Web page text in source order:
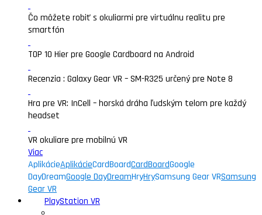
Čo môžete robiť s okuliarmi pre virtuálnu realitu pre
smartfón
TOP 10 Hier pre Google Cardboard na Android
Recenzia : Galaxy Gear VR – SM-R325 určený pre Note 8
Hra pre VR: InCell – horská dráha ľudským telom pre každý
headset
VR okuliare pre mobilnú VR
Viac
AplikácieAplikácieCardBoardCardBoardGoogle
DayDreamGoogle DayDreamHryHrySamsung Gear VRSamsung
Gear VR
PlayStation VR